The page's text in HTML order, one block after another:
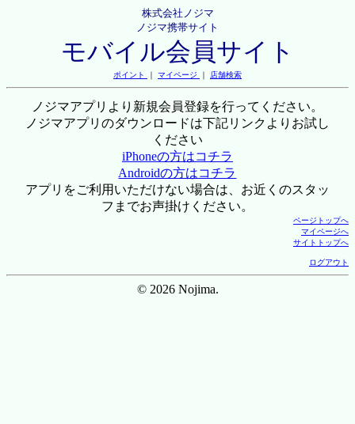
株式会社ノジマ
ノジマ携帯サイト
モバイル会員サイト
ポイント ｜ マイページ ｜ 店舗検索
ノジマアプリより新規会員登録を行ってください。
ノジマアプリのダウンロードは下記リンクよりお試し
ください
iPhoneの方はコチラ
Androidの方はコチラ
アプリをご利用いただけない場合は、お近くのスタッ
フまでお声掛けください。
ページトップへ
マイページへ
サイトトップへ
ログアウト
© 2026 Nojima.